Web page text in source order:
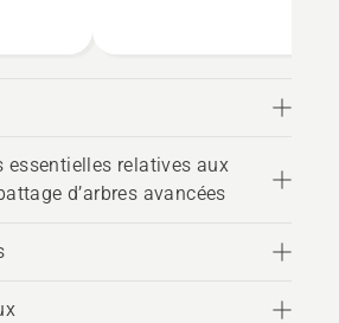
essentielles relatives aux
d’arbres avancées